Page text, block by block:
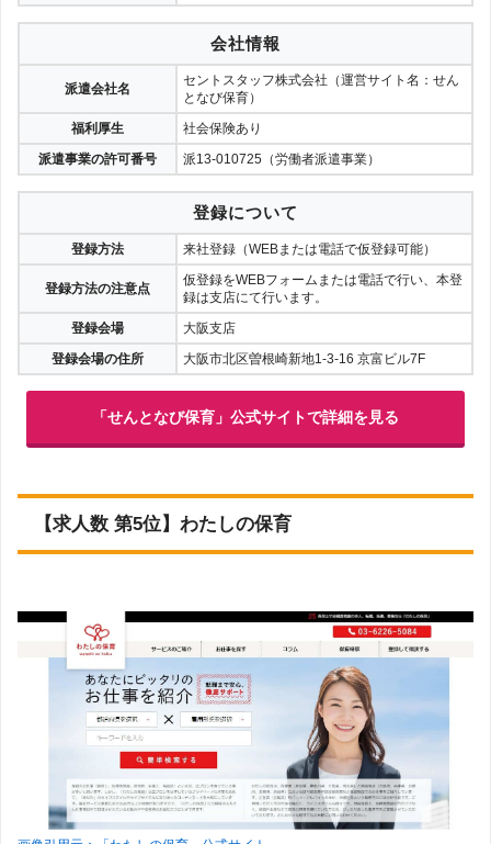
会社情報
派遣会社名
セントスタッフ株式会社（運営サイト名：せん
となび保育）
福利厚生
社会保険あり
派遣事業の許可番号
派13-010725（労働者派遣事業）
登録について
登録方法 来社登録（WEBまたは電話で仮登録可能）
登録方法の注意点
仮登録をWEBフォームまたは電話で行い、本登
録は支店にて行います。
登録会場
大阪支店
登録会場の住所
大阪市北区曽根崎新地1-3-16 京富ビル7F
「せんとなび保育」公式サイトで詳細を見る
【求人数 第5位】わたしの保育